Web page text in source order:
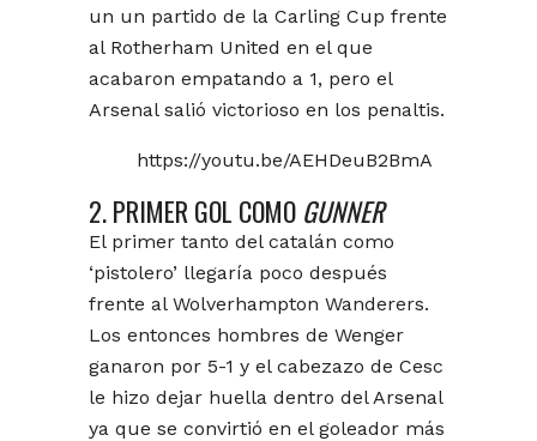
un un partido de la Carling Cup frente
al Rotherham United en el que
acabaron empatando a 1, pero el
Arsenal salió victorioso en los penaltis.
https://youtu.be/AEHDeuB2BmA
2. PRIMER GOL COMO GUNNER
El primer tanto del catalán como
‘pistolero’ llegaría poco después
frente al Wolverhampton Wanderers.
Los entonces hombres de Wenger
ganaron por 5-1 y el cabezazo de Cesc
le hizo dejar huella dentro del Arsenal
ya que se convirtió en el goleador más